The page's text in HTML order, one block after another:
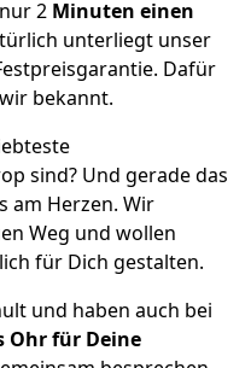
2 Minuten einen
unterliegt unser
Dafür
bekannt.
sind? Und gerade das
am Herzen. Wir
Weg und wollen
für Dich gestalten.
und haben auch bei
Ohr für Deine